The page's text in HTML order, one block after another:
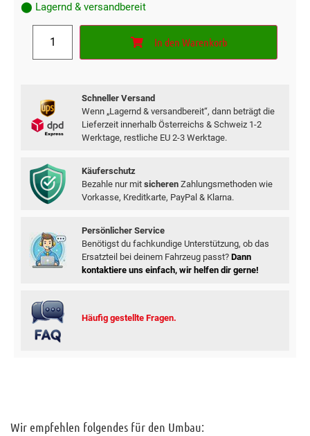
⬤ Lagernd & versandbereit
In den Warenkorb
Schneller Versand
Wenn „Lagernd & versandbereit“, dann beträgt die
Lieferzeit innerhalb Österreichs & Schweiz 1-2
Werktage, restliche EU 2-3 Werktage.
Käuferschutz
Bezahle nur mit sicherenZahlungsmethoden wie
Vorkasse, Kreditkarte, PayPal & Klarna.
Persönlicher Service
Benötigst du fachkundige Unterstützung, ob das
Ersatzteil bei deinem Fahrzeug passt? Dann
kontaktiere uns einfach, wir helfen dir gerne!
Häufig gestellte Fragen.
Wir empfehlen folgendes für den Umbau: